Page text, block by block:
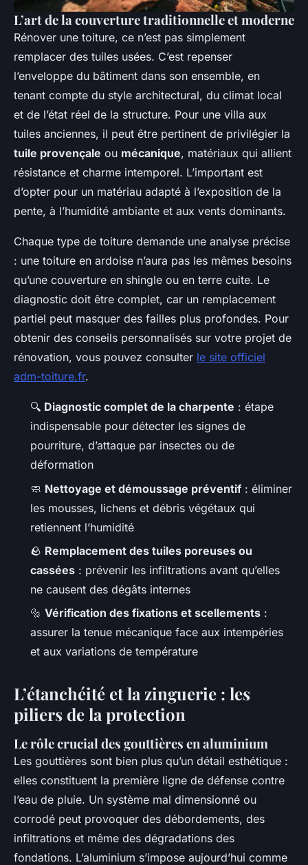
L’art de la couverture traditionnelle et moderne
Rénover une toiture, ce n’est pas simplement
remplacer des tuiles usées. C’est repenser
l’enveloppe du bâtiment dans son ensemble, en
tenant compte du style architectural, du climat local
et de l’état réel de la structure. Pour une villa aux
tuiles anciennes, il peut être pertinent de privilégier la
tuile provençale ou mécanique, matériaux qui allient
résistance et charme intemporel. L’important est
d’opter pour un matériau adapté à l’exposition de la
pente, à l’humidité ambiante et aux vents dominants.
Chaque type de toiture demande une analyse précise
: une toiture en ardoise n’aura pas les mêmes besoins
qu’une couverture en shingle ou en terre cuite. Le
diagnostic doit être complet, car un remplacement
partiel peut masquer des failles plus profondes. Pour
obtenir des conseils personnalisés sur votre projet de
rénovation, vous pouvez consulter le site officiel
adm-toiture.fr.
🔍 Diagnostic complet de la charpente : étape
indispensable pour détecter les signes de
pourriture, d’attaque par insectes ou de
déformation
🧼 Nettoyage et démoussage préventif : éliminer
les mousses, lichens et débris végétaux qui
retiennent l’humidité
🪨 Remplacement des tuiles poreuses ou
cassées : prévenir les infiltrations avant qu’elles
ne causent des dégâts internes
🔩 Vérification des fixations et scellements :
assurer la tenue mécanique face aux intempéries
et aux variations de température
L’étanchéité et la zinguerie : les
piliers de la protection
Le rôle crucial des gouttières en aluminium
Les gouttières sont bien plus qu’un détail esthétique :
elles constituent la première ligne de défense contre
l’eau de pluie. Un système mal dimensionné ou
corrodé peut provoquer des débordements, des
infiltrations et même des dégradations des
fondations. L’aluminium s’impose aujourd’hui comme